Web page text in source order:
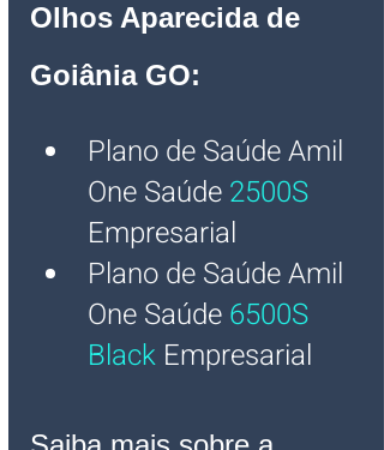
Olhos Aparecida de
Goiânia GO:
Plano de Saúde Amil
One Saúde 2500S
Empresarial
Plano de Saúde Amil
One Saúde 6500S
Black Empresarial